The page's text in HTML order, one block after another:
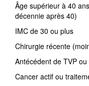
Âge supérieur à 40
décennie après 40)
IMC de 30 ou plus
Chirurgie récente
Antécédent de TVP
Cancer actif ou